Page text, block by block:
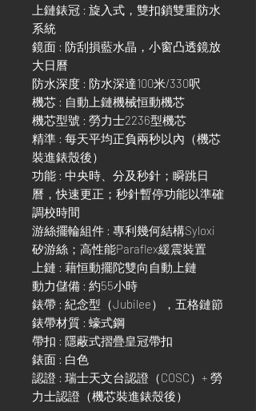
上鏈錶冠 : 旋入式，雙扣鎖雙重防水
系統
鏡面 : 防刮損藍水晶，小窗凸透鏡放
大日曆
防水深度 : 防水深達100米/330呎
機芯 : 自動上鏈機械恒動機芯
機芯型號 : 勞力士2236型機芯
精準 : 每天平均正負兩秒以內（機芯
裝進錶殼後）
功能 : 中央時、分及秒針；瞬跳日
曆，快速更正；秒針暫停功能以準確
調校時間
游絲擺輪組件 : 專利幾何結構Syloxi
矽游絲；高性能Paraflex緩震裝置
上鏈 : 藉恒動擺陀雙向自動上鏈
動力儲備 : 約55小時
錶帶 : 紀念型（Jubilee），五格鏈節
錶帶材質 : 蠔式鋼
帶扣 : 隱蔽式摺疊皇冠帶扣
錶面 : 白色
認證 : 瑞士天文台認證（COSC）+ 勞
力士認證（機芯裝進錶殼後）